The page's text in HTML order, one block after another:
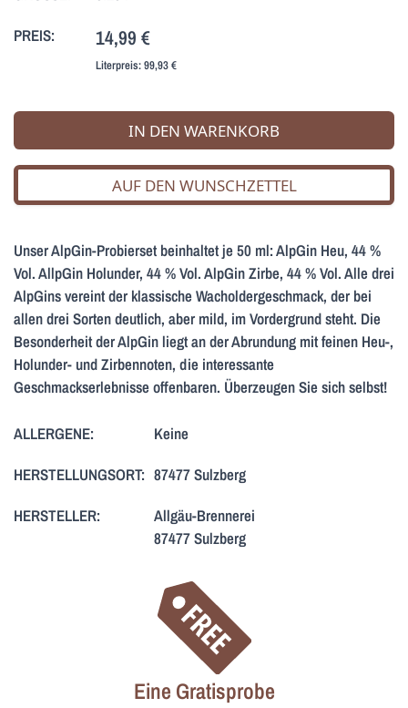
PREIS:
14,99 €
Literpreis:99,93 €
IN DEN WARENKORB
AUF DEN WUNSCHZETTEL
Unser AlpGin-Probierset beinhaltet je 50 ml: AlpGin Heu, 44 %
Vol. AllpGin Holunder, 44 % Vol. AlpGin Zirbe, 44 % Vol. Alle drei
AlpGins vereint der klassische Wacholdergeschmack, der bei
allen drei Sorten deutlich, aber mild, im Vordergrund steht. Die
Besonderheit der AlpGin liegt an der Abrundung mit feinen Heu-,
Holunder- und Zirbennoten, die interessante
Geschmackserlebnisse offenbaren. Überzeugen Sie sich selbst!
ALLERGENE:
Keine
HERSTELLUNGSORT: 87477 Sulzberg
HERSTELLER:
Allgäu-Brennerei
87477 Sulzberg
Eine Gratisprobe